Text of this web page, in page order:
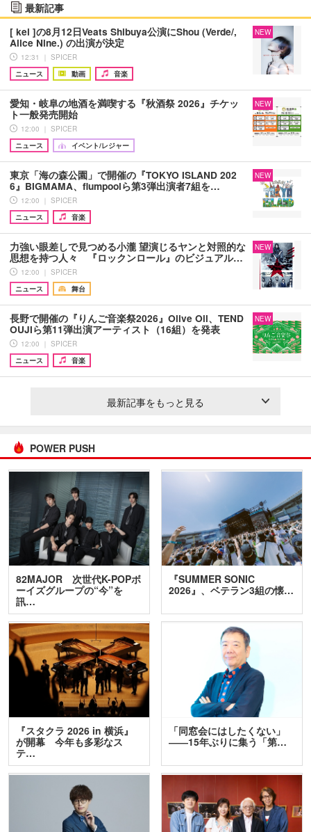
最新記事
[ kei ]の8月12日Veats Shibuya公演にShou (Verde/,
Alice Nine.) の出演が決定
12:31 ｜ SPICER
ニュース
動画 音楽
NEW
愛知・岐阜の地酒を満喫する『秋酒祭 2026』チケッ
ト一般発売開始
12:00 ｜ SPICER
ニュース
イベント/レジャー
NEW
東京「海の森公園」で開催の『TOKYO ISLAND 202
6』BIGMAMA、flumpoolら第3弾出演者7組を…
12:00 ｜ SPICER
ニュース
音楽
NEW
力強い眼差しで見つめる小瀧 望演じるヤンと対照的な
思想を持つ人々 『ロックンロール』のビジュアル…
12:00 ｜ SPICER
ニュース
舞台
NEW
長野で開催の『りんご音楽祭2026』Olive Oil、TEND
OUJIら第11弾出演アーティスト（16組）を発表
12:00 ｜ SPICER
ニュース
音楽
NEW
最新記事をもっと見る
POWER PUSH
82MAJOR 次世代K-POPボ
ーイズグループの“今”を
訊…
『SUMMER SONIC
2026』、ベテラン3組の懐…
『スタクラ 2026 in 横浜』
が開幕 今年も多彩なス
テ…
「同窓会にはしたくない」
――15年ぶりに集う「第…